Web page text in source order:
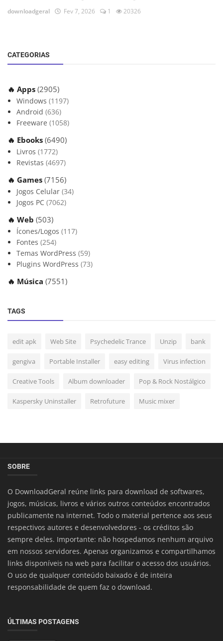
downloadgeral Fev 7, 2026 1 20326
CATEGORIAS
🔥 Apps (2905)
Windows (1197)
Android (636)
Freeware (1058)
🔥 Ebooks (6490)
Livros (1772)
Revistas (4697)
🔥 Games (7156)
Jogos Celular (34)
Jogos PC (7062)
🔥 Web (503)
Ícones/Logos (117)
Fontes (254)
Temas WordPress (59)
Plugins WordPress (73)
🔥 Música (7551)
TAGS
edit apk Web Site Psychedelic Trance Unzip bank
gengiva Portable Installer easy editing Virus infection
Creative Tools Album downloader Pop & Rock Nostálgico
Kaspersky Uninstaller Retrofuture Music mixer
SOBRE
O DownloadGeral reúne links para download de softwares,
jogos, músicas, livros e vários outros conteúdos encontrados
publicamente na internet. Todo o material pertence aos seus
respectivos autores e desenvolvedores - os créditos são
sempre deles. Importante: não hospedamos nenhum arquivo
em nossos servidores. Apenas organizamos e compartilhamos
links disponíveis na web para facilitar o acesso dos usuários.
O uso de qualquer conteúdo baixado é de inteira
responsabilidade de quem faz o download.
ÚLTIMAS POSTAGENS